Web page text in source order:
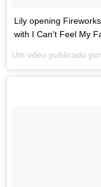
Lily opening
with I Can't Feel My
Um vdeo publicado